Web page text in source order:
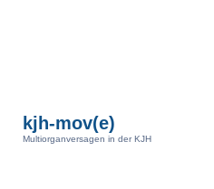
kjh-mov(e)
Multiorganversagen in der KJH